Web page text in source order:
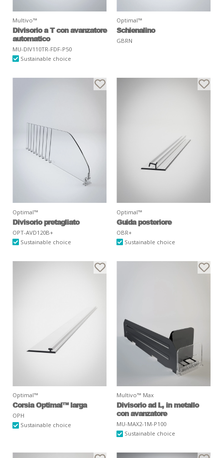
Multivo™
Divisorio a T con avanzatore
automatico
MU-DIV110TR-FDF-P50
Sustainable choice
Optimal™
Schienalino
GBRN
Optimal™
Divisorio pretagliato
OPT-AVD120B+
Sustainable choice
Optimal™
Guida posteriore
OBR+
Sustainable choice
Optimal™
Corsia Optimal™ larga
OPH
Sustainable choice
Multivo™ Max
Divisorio ad L, in metallo
con avanzatore
MU-MAX2-1M-P100
Sustainable choice